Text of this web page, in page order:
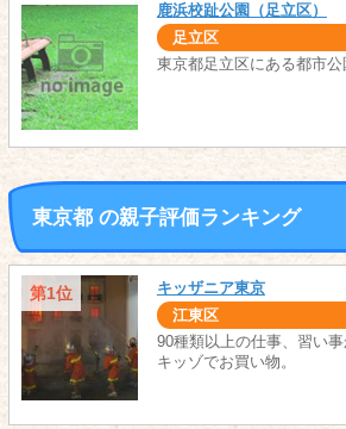
鹿浜校趾公園（足立区）
足立区
東京都足立区にある都市公
東京都 の親子評価ランキング
第1位 キッザニア東京
江東区
90種類以上の仕事、習い
キッゾでお買い物。